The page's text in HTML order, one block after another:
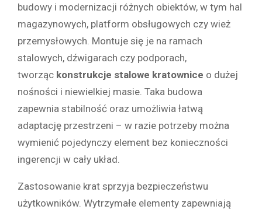
budowy i modernizacji różnych obiektów, w tym hal
magazynowych, platform obsługowych czy wież
przemysłowych. Montuje się je na ramach
stalowych, dźwigarach czy podporach,
tworząc konstrukcje stalowe kratownice o dużej
nośności i niewielkiej masie. Taka budowa
zapewnia stabilność oraz umożliwia łatwą
adaptację przestrzeni – w razie potrzeby można
wymienić pojedynczy element bez konieczności
ingerencji w cały układ.
Zastosowanie krat sprzyja bezpieczeństwu
użytkowników. Wytrzymałe elementy zapewniają